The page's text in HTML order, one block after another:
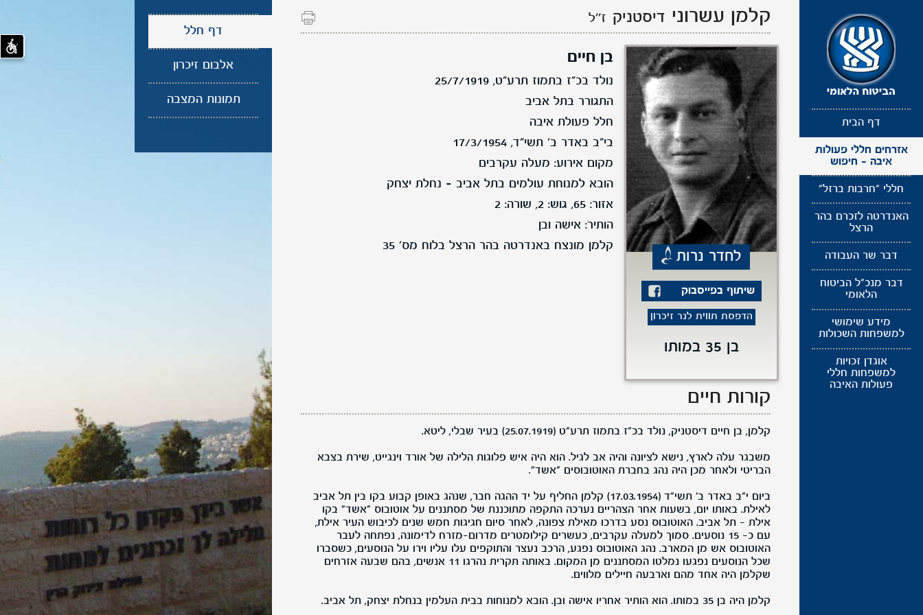
דף הבית
אזרחים חללי פעולות
איבה - חיפוש
חללי "חרבות ברזל"
האנדרטה לזכרם בהר
הרצל
דבר שר העבודה
דבר מנכ"ל הביטוח
הלאומי
מידע שימושי
למשפחות השכולות
אוגדן זכויות
למשפחות חללי
פעולות האיבה
קלמן עשרוני דיסטניק ז''ל
לחדר נרות
שיתוף בפייסבוק
הדפסת תווית לנר זיכרון
בן 35 במותו
בן חיים
נולד בכ"ז בתמוז תרע"ט, 25/7/1919
התגורר בתל אביב
חלל פעולת איבה
בי"ב באדר ב' תשי"ד, 17/3/1954
מקום אירוע: מעלה עקרבים
הובא למנוחת עולמים בתל אביב - נחלת יצחק
אזור: 65, גוש: 2, שורה: 2
הותיר: אישה ובן
קלמן מונצח באנדרטה בהר הרצל בלוח מס' 35
קורות חיים
קלמן, בן חיים דיסטניק, נולד בכ"ז בתמוז תרע"ט (25.07.1919) בעיר שבלי, ליטא.
משבגר עלה לארץ, נישא לציונה והיה אב לגיל. הוא היה איש פלוגות הלילה של אורד וינגייט, שירת בצבא
הבריטי ולאחר מכן היה נהג בחברת האוטובוסים "אשד".
ביום י"ב באדר ב' תשי"ד (17.03.1954) קלמן החליף על יד ההגה חבר, שנהג באופן קבוע בקו בין תל אביב
לאילת. באותו יום, בשעות אחר הצהריים נערכה התקפה מתוכננת של מסתננים על אוטובוס "אשד" בקו
אילת - תל אביב. האוטובוס נסע בדרכו מאילת צפונה, לאחר סיום חגיגות חמש שנים לכיבוש העיר אילת,
עם כ- 15 נוסעים. סמוך למעלה עקרבים, כעשרים קילומטרים מדרום-מזרח לדימונה, נפתחה לעבר
האוטובוס אש מן המארב. נהג האוטובוס נפגע, הרכב נעצר והתוקפים עלו עליו וירו על הנוסעים, כשסברו
שכל הנוסעים נפגעו נמלטו המסתננים מן המקום. באותה תקרית נהרגו 11 אנשים, בהם שבעה אזרחים
שקלמן היה אחד מהם וארבעה חיילים מלווים.
קלמן היה בן 35 במותו. הוא הותיר אחריו אישה ובן. הובא למנוחות בבית העלמין בנחלת יצחק, תל אביב.
דף חלל
אלבום זיכרון
תמונות המצבה